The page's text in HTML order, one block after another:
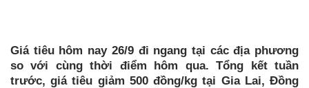
Giá tiêu hôm nay 26/9 đi ngang tại các địa phương
so với cùng thời điểm hôm qua. Tổng kết tuần
trước, giá tiêu giảm 500 đồng/kg tại Gia Lai, Đồng